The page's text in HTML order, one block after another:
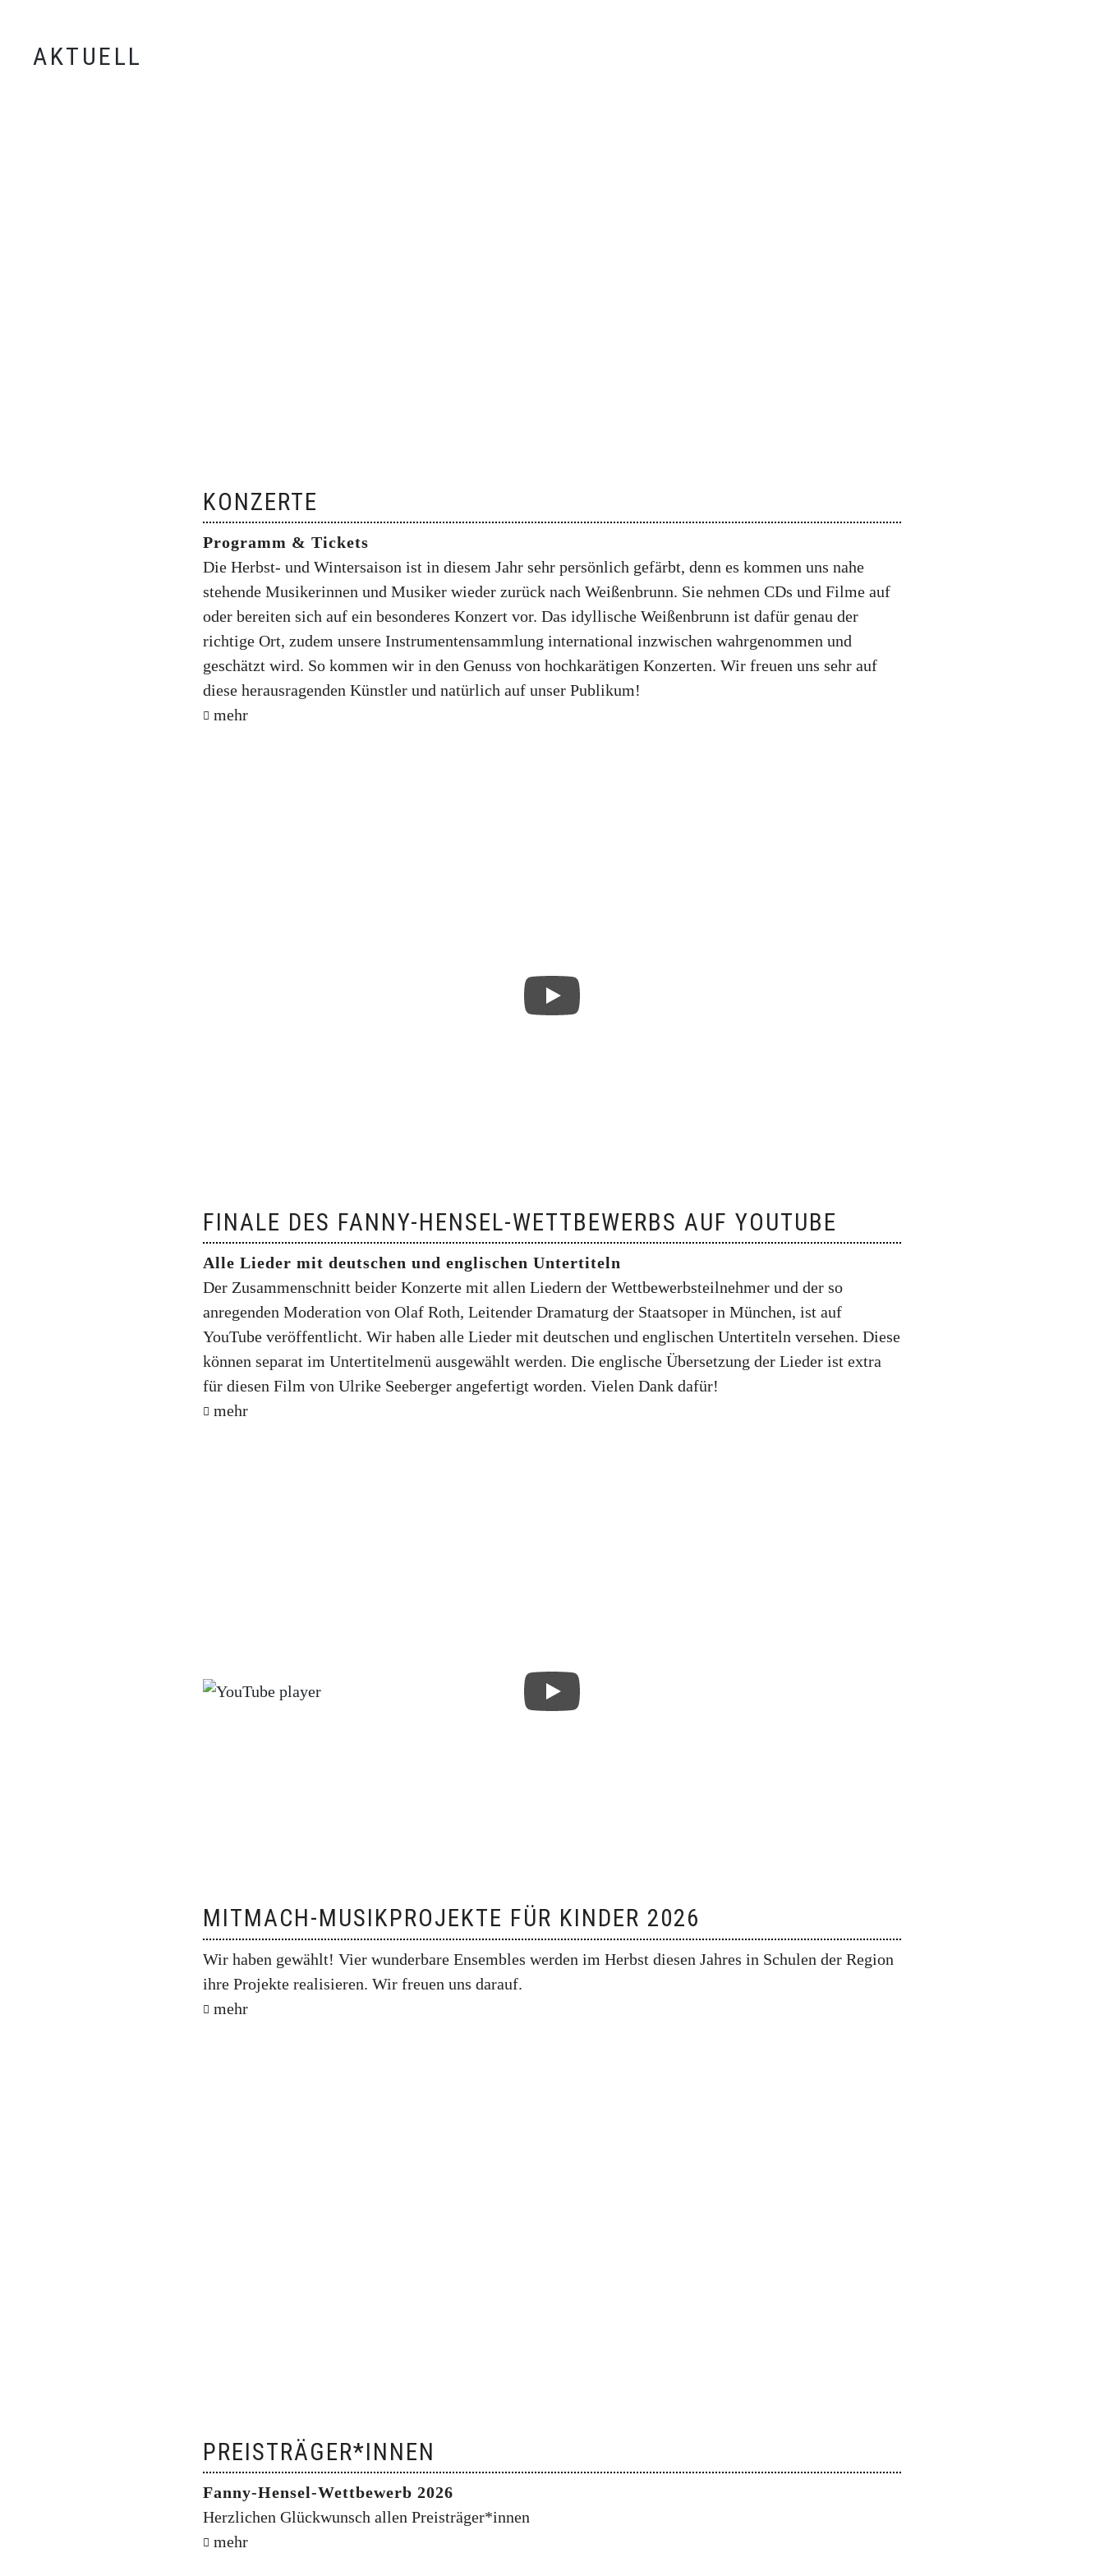
AKTUELL
KONZERTE
Programm & Tickets
Die Herbst- und Wintersaison ist in diesem Jahr sehr persönlich gefärbt, denn es kommen uns nahe
stehende Musikerinnen und Musiker wieder zurück nach Weißenbrunn. Sie nehmen CDs und Filme auf
oder bereiten sich auf ein besonderes Konzert vor. Das idyllische Weißenbrunn ist dafür genau der
richtige Ort, zudem unsere Instrumentensammlung international inzwischen wahrgenommen und
geschätzt wird. So kommen wir in den Genuss von hochkarätigen Konzerten. Wir freuen uns sehr auf
diese herausragenden Künstler und natürlich auf unser Publikum!
mehr
FINALE DES FANNY-HENSEL-WETTBEWERBS AUF YOUTUBE
Alle Lieder mit deutschen und englischen Untertiteln
Der Zusammenschnitt beider Konzerte mit allen Liedern der Wettbewerbsteilnehmer und der so
anregenden Moderation von Olaf Roth, Leitender Dramaturg der Staatsoper in München, ist auf
YouTube veröffentlicht. Wir haben alle Lieder mit deutschen und englischen Untertiteln versehen. Diese
können separat im Untertitelmenü ausgewählt werden. Die englische Übersetzung der Lieder ist extra
für diesen Film von Ulrike Seeberger angefertigt worden. Vielen Dank dafür!
mehr
MITMACH-MUSIKPROJEKTE FÜR KINDER 2026
Wir haben gewählt! Vier wunderbare Ensembles werden im Herbst diesen Jahres in Schulen der Region
ihre Projekte realisieren. Wir freuen uns darauf.
mehr
PREISTRÄGER*INNEN
Fanny-Hensel-Wettbewerb 2026
Herzlichen Glückwunsch allen Preisträger*innen
mehr